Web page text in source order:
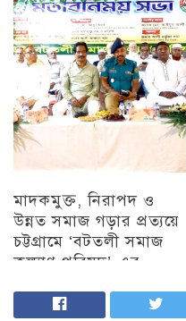
মাদকমুক্ত, নিরাপদ ও
উন্নত সমাজ গড়ার প্রত্যয়ে
চট্টগ্রামে ‘বটতলী সমাজ
কল্যাণ পরিষদ’-এর
চট্টগ্রাম